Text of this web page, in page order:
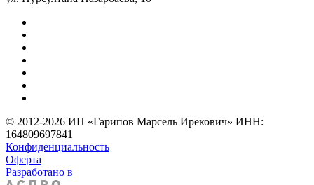
© 2012-2026 ИП «Гарипов Марсель Ирекович» ИНН:
164809697841
Конфиденциальность
Оферта
Разработано в